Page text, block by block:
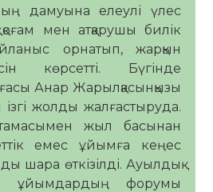
дамуына елеулі үлес
қоғам мен атқарушы билік
орнатып, жарқын
көрсетті. Бүгінде
Анар Жарылқасынқызы
жолды жалғастыруда.
жыл басынан
емес ұйымға кеңес
шара өткізілді. Ауылдық
ұйымдардың форумы